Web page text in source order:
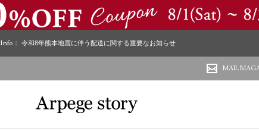
Info： 令和8年熊本地震に伴う配送に関する重要なお知らせ
MAIL